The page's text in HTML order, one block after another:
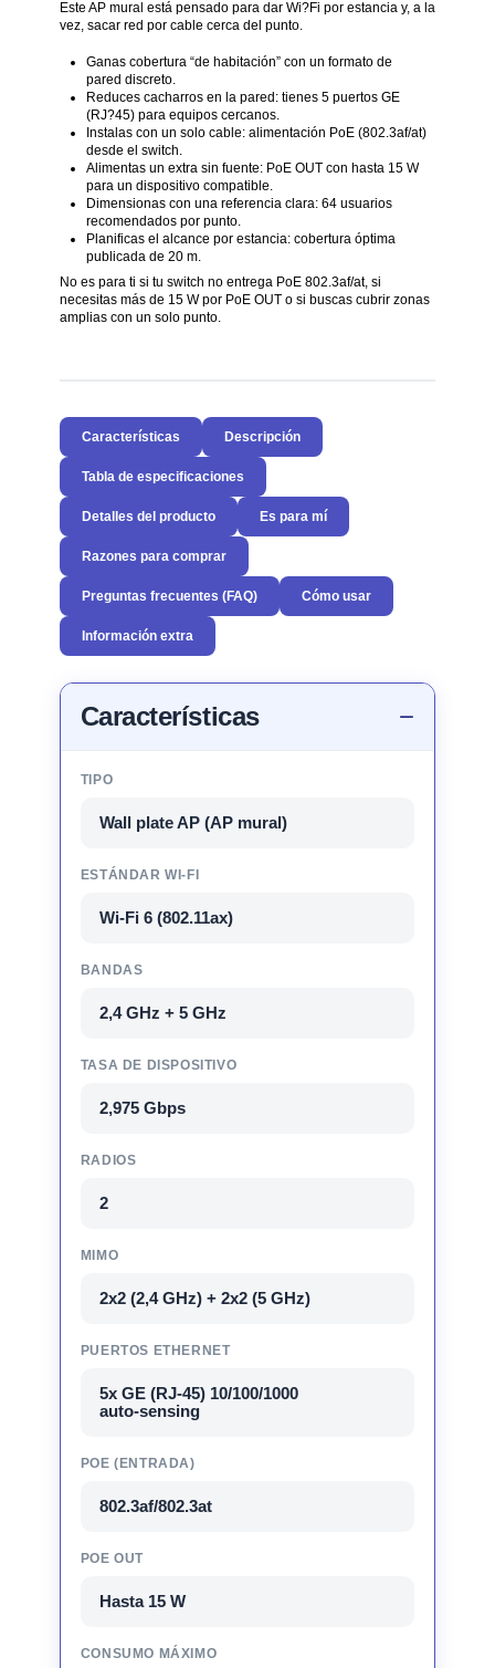
Este AP mural está pensado para dar Wi?Fi por estancia y, a la
vez, sacar red por cable cerca del punto.
Ganas cobertura “de habitación” con un formato de
pared discreto.
Reduces cacharros en la pared: tienes 5 puertos GE
(RJ?45) para equipos cercanos.
Instalas con un solo cable: alimentación PoE (802.3af/at)
desde el switch.
Alimentas un extra sin fuente: PoE OUT con hasta 15 W
para un dispositivo compatible.
Dimensionas con una referencia clara: 64 usuarios
recomendados por punto.
Planificas el alcance por estancia: cobertura óptima
publicada de 20 m.
No es para ti si tu switch no entrega PoE 802.3af/at, si
necesitas más de 15 W por PoE OUT o si buscas cubrir zonas
amplias con un solo punto.
Características Descripción
Tabla de especificaciones
Detalles del producto Es para mí
Razones para comprar
Preguntas frecuentes (FAQ) Cómo usar
Información extra
Características
TIPO
Wall plate AP (AP mural)
ESTÁNDAR WI‑FI
Wi‑Fi 6 (802.11ax)
BANDAS
2,4 GHz + 5 GHz
TASA DE DISPOSITIVO
2,975 Gbps
RADIOS
2
MIMO
2x2 (2,4 GHz) + 2x2 (5 GHz)
PUERTOS ETHERNET
5x GE (RJ‑45) 10/100/1000
auto‑sensing
POE (ENTRADA)
802.3af/802.3at
POE OUT
Hasta 15 W
CONSUMO MÁXIMO